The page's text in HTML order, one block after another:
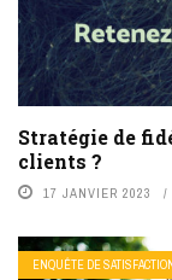
Stratégie de
clients ?
17 JANVIER 2023
ENQUÊTE DE